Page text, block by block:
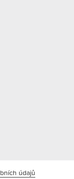
údajů